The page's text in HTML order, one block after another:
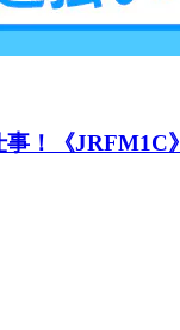
！《JRFM1C》